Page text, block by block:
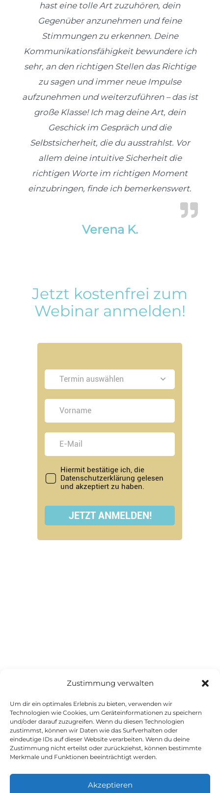
Zustimmung verwalten
Um dir ein optimales Erlebnis zu bieten, verwenden wir
Technologien wie Cookies, um Geräteinformationen zu speichern
und/oder darauf zuzugreifen. Wenn du diesen Technologien
zustimmst, können wir Daten wie das Surfverhalten oder
eindeutige IDs auf dieser Website verarbeiten. Wenn du deine
Zustimmung nicht erteilst oder zurückziehst, können bestimmte
Merkmale und Funktionen beeinträchtigt werden.
Akzeptieren
hast eine tolle Art zuzuhören, dein
Gegenüber anzunehmen und feine
Stimmungen zu erkennen. Deine
Kommunikationsfähigkeit bewundere ich
sehr, an den richtigen Stellen das Richtige
zu sagen und immer neue Impulse
aufzunehmen und weiterzuführen – das ist
große Klasse! Ich mag deine Art, dein
Geschick im Gespräch und die
Selbstsicherheit, die du ausstrahlst. Vor
allem deine intuitive Sicherheit die
richtigen Worte im richtigen Moment
einzubringen, finde ich bemerkenswert.
Verena K.
Jetzt kostenfrei zum
Webinar anmelden!
Datenschutz